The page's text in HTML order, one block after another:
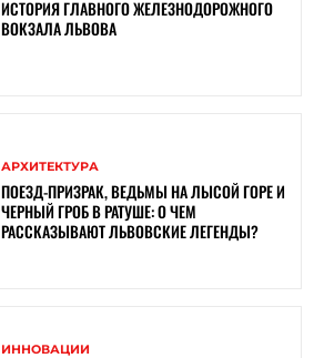
ИСТОРИЯ ГЛАВНОГО ЖЕЛЕЗНОДОРОЖНОГО
ВОКЗАЛА ЛЬВОВА
АРХИТЕКТУРА
ПОЕЗД-ПРИЗРАК, ВЕДЬМЫ НА ЛЫСОЙ ГОРЕ И
ЧЕРНЫЙ ГРОБ В РАТУШЕ: О ЧЕМ
РАССКАЗЫВАЮТ ЛЬВОВСКИЕ ЛЕГЕНДЫ?
ИННОВАЦИИ